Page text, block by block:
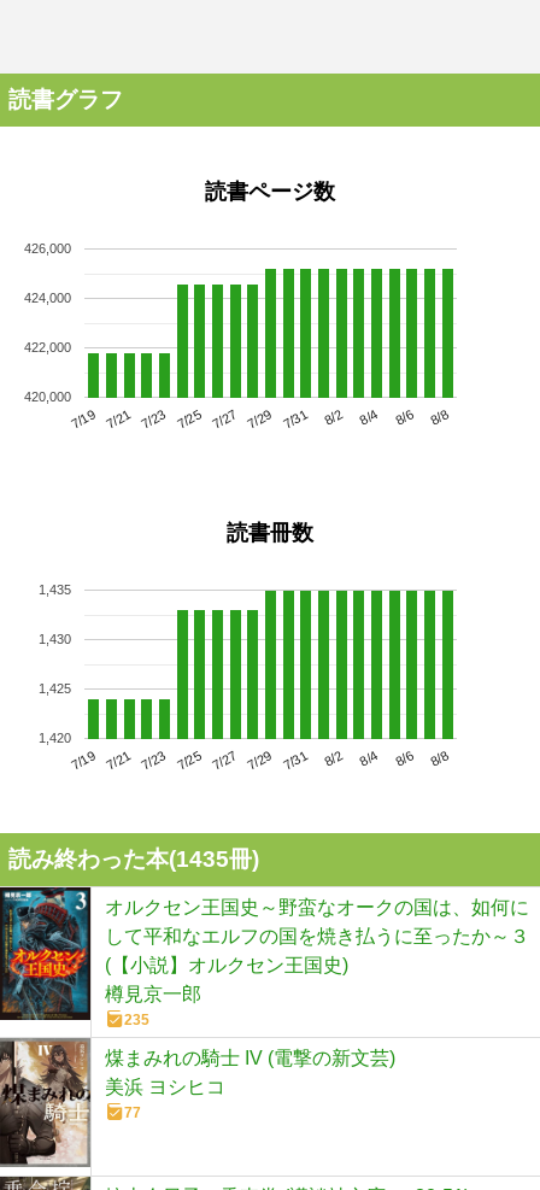
読書グラフ
読書ページ数
7/19 7/21 7/23 7/25 7/27 7/29 7/31 8/2 8/4 8/6 8/8
420,000
422,000
424,000
426,000
読書冊数
7/19 7/21 7/23 7/25 7/27 7/29 7/31 8/2 8/4 8/6 8/8
1,420
1,425
1,430
1,435
読み終わった本(1435冊)
オルクセン王国史～野蛮なオークの国は、如何に
して平和なエルフの国を焼き払うに至ったか～３
(【小説】オルクセン王国史)
樽見京一郎
235
煤まみれの騎士 IV (電撃の新文芸)
美浜 ヨシヒコ
77